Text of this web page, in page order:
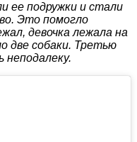
ее подружки и стали
Это помогло
девочка лежала на
две собаки. Третью